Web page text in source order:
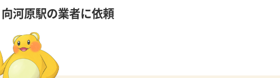
向河原駅の業者に依頼